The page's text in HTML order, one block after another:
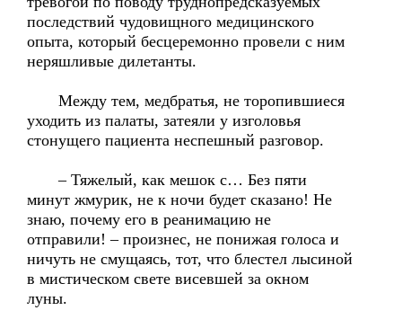
последствий чудовищного медицинского
опыта, который бесцеремонно провели с ним
неряшливые дилетанты.
Между тем, медбратья, не торопившиеся
уходить из палаты, затеяли у изголовья
стонущего пациента неспешный разговор.
– Тяжелый, как мешок с… Без пяти
минут жмурик, не к ночи будет сказано! Не
знаю, почему его в реанимацию не
отправили! – произнес, не понижая голоса и
ничуть не смущаясь, тот, что блестел лысиной
в мистическом свете висевшей за окном
луны.